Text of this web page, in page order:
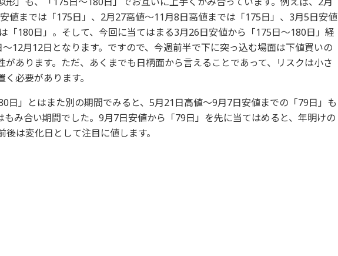
値までは「175日」、2月27高値～11月8日高値までは「175日」、3月5日安値
「180日」。そして、今回に当てはまる3月26日安値から「175日～180日」経
12月12日となります。ですので、今週前半で下に突っ込む場面は下値買いの
があります。ただ、あくまでも日柄面から言えることであって、リスクは小さ
必要があります。
日」とはまた別の期間でみると、5月21日高値～9月7日安値までの「79日」も
もみ合い期間でした。9月7日安値から「79日」を先に当てはめると、年明けの
後は変化日として注目に値します。